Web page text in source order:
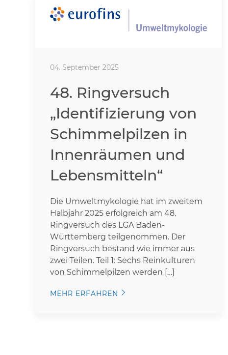
04. September 2025
48. Ringversuch
„Identifizierung von
Schimmelpilzen in
Innenräumen und
Lebensmitteln“
Die Umweltmykologie hat im zweitem
Halbjahr 2025 erfolgreich am 48.
Ringversuch des LGA Baden-
Württemberg teilgenommen. Der
Ringversuch bestand wie immer aus
zwei Teilen. Teil 1: Sechs Reinkulturen
von Schimmelpilzen werden […]
MEHR ERFAHREN